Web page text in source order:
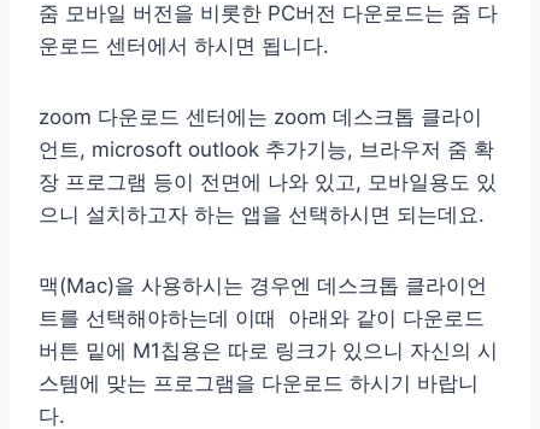
줌 모바일 버전을 비롯한 PC버전 다운로드는 줌 다
운로드 센터에서 하시면 됩니다.
zoom 다운로드 센터에는 zoom 데스크톱 클라이
언트, microsoft outlook 추가기능, 브라우저 줌 확
장 프로그램 등이 전면에 나와 있고, 모바일용도 있
으니 설치하고자 하는 앱을 선택하시면 되는데요.
맥(Mac)을 사용하시는 경우엔 데스크톱 클라이언
트를 선택해야하는데 이때 아래와 같이 다운로드
버튼 밑에 M1칩용은 따로 링크가 있으니 자신의 시
스템에 맞는 프로그램을 다운로드 하시기 바랍니
다.